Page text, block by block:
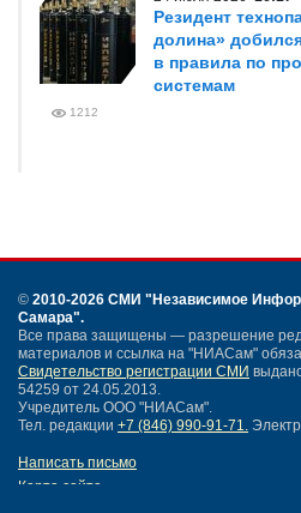
Резидент
долина»
в правила по
системам
1212
© 2010-2026 СМИ "Независимое
Самара".
Все права защищены — разрешение
материалов и ссылка на "НИАСам"
Свидетельство регистрации СМИ
54259 от 24.05.2013.
Учредитель ООО "НИАСам".
Тел. редакции +7 (846) 990-91-71.
Написать письмо
Карта сайта